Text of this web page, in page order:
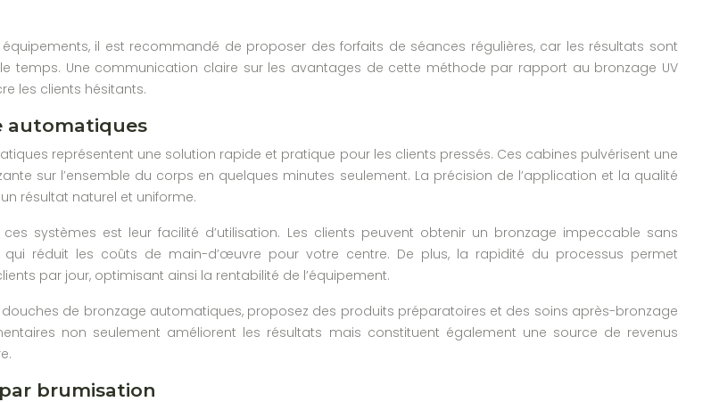
il est recommandé de proposer des forfaits de séances régulières, car les résultats sont
temps. Une communication claire sur les avantages de cette méthode par rapport au bronzage UV
les clients hésitants.
automatiques
représentent une solution rapide et pratique pour les clients pressés. Ces cabines pulvérisent une
sur l’ensemble du corps en quelques minutes seulement. La précision de l’application et la qualité
résultat naturel et uniforme.
systèmes est leur facilité d’utilisation. Les clients peuvent obtenir un bronzage impeccable sans
qui réduit les coûts de main-d’œuvre pour votre centre. De plus, la rapidité du processus permet
par jour, optimisant ainsi la rentabilité de l’équipement.
douches de bronzage automatiques, proposez des produits préparatoires et des soins après-bronzage
non seulement améliorent les résultats mais constituent également une source de revenus
brumisation